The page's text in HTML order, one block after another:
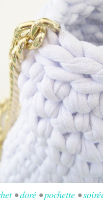
•doré •pochette •